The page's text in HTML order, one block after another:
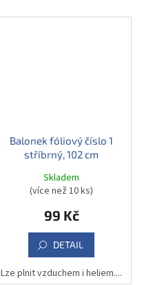
Balonek fóliový číslo 1
stříbrný, 102 cm
Skladem
(více než 10 ks)
99 Kč
DETAIL
Lze plnit vzduchem i heliem....